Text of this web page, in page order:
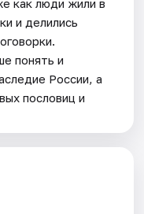
как люди жили в
и делились
понять и
России, а
пословиц и